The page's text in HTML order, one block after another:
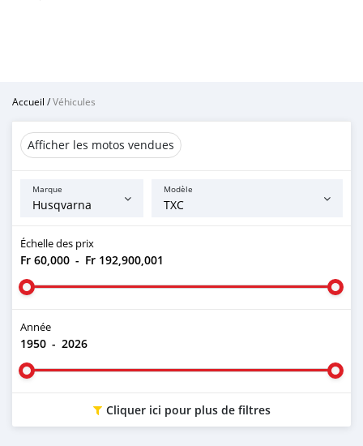
Accueil /Véhicules
Afficher les motos vendues
Marque Modèle
Échelle des prix
Fr 60,000 - Fr 192,900,001
Année
1950 - 2026
Cliquer ici pour plus de filtres